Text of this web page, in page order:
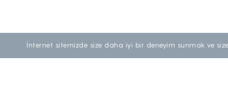
İnternet sitemizde size daha iyi bir deneyim sunmak ve